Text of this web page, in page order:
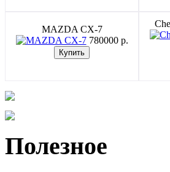
MAZDA CX-7
780000 p.
Полезное